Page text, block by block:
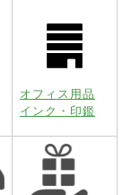
オフィス用品
インク・印鑑